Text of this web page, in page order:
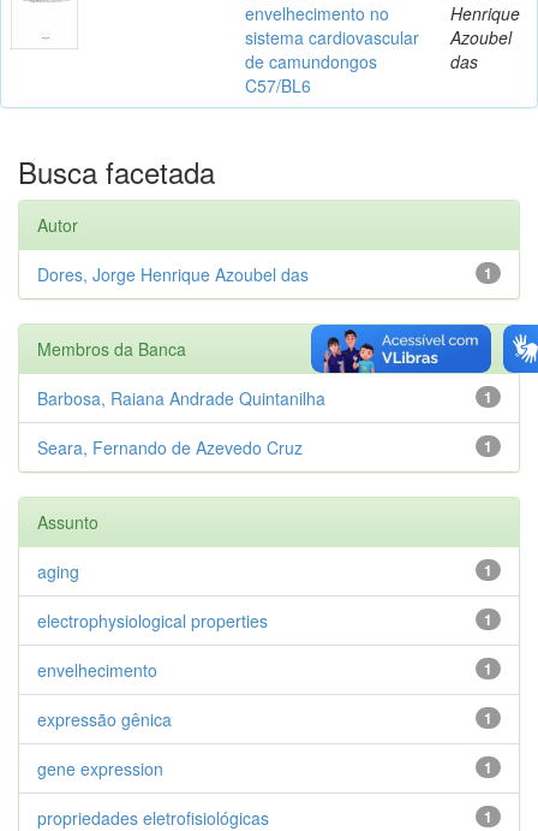
envelhecimento no
sistema cardiovascular
de camundongos
C57/BL6
Henrique
Azoubel
das
Busca facetada
Autor
1
Dores, Jorge Henrique Azoubel das
Membros da Banca
1
Barbosa, Raiana Andrade Quintanilha
1
Seara, Fernando de Azevedo Cruz
Assunto
1
aging
1
electrophysiological properties
1
envelhecimento
1
expressão gênica
1
gene expression
1
propriedades eletrofisiológicas